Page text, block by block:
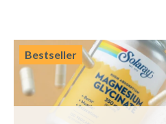
Bestseller